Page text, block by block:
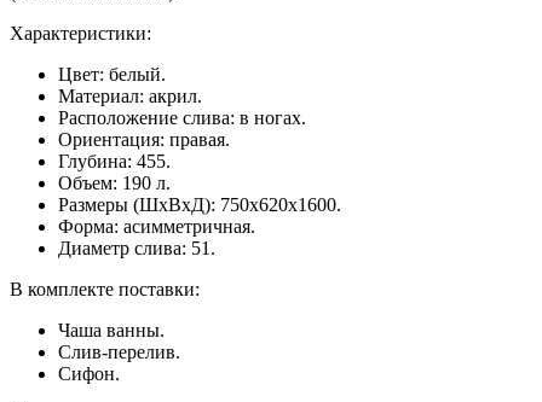
Характеристики:
Цвет: белый.
Материал: акрил.
Расположение слива: в ногах.
Ориентация: правая.
Глубина: 455.
Объем: 190 л.
Размеры (ШхВхД): 750х620х1600.
Форма: асимметричная.
Диаметр слива: 51.
В комплекте поставки:
Чаша ванны.
Слив-перелив.
Сифон.